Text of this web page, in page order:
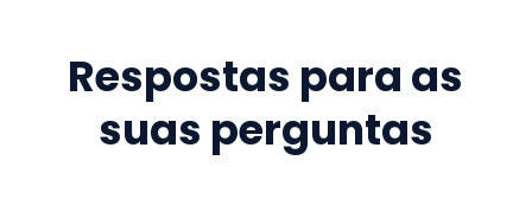
Respostas para as
suas perguntas